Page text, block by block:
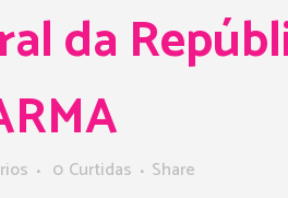
da
0 Curtidas Share